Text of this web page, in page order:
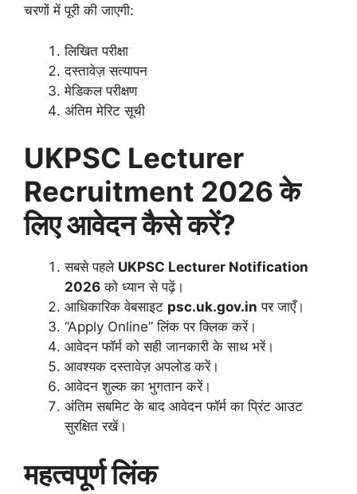
चरणों में पूरी की जाएगी:
लिखित परीक्षा
दस्तावेज़ सत्यापन
मेडिकल परीक्षण
अंतिम मेरिट सूची
UKPSC Lecturer
Recruitment 2026 के
लिए आवेदन कैसे करें?
सबसे पहले UKPSC Lecturer Notification
2026 को ध्यान से पढ़ें।
आधिकारिक वेबसाइट psc.uk.gov.in पर जाएँ।
“Apply Online” लिंक पर क्लिक करें।
आवेदन फॉर्म को सही जानकारी के साथ भरें।
आवश्यक दस्तावेज़ अपलोड करें।
आवेदन शुल्क का भुगतान करें।
अंतिम सबमिट के बाद आवेदन फॉर्म का प्रिंट आउट
सुरक्षित रखें।
महत्वपूर्ण लिंक